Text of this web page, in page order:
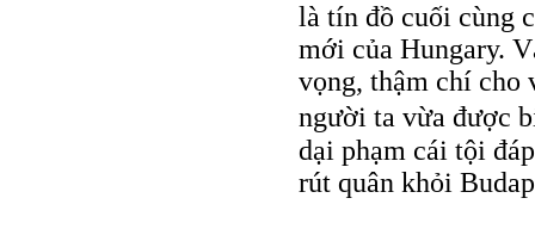
là tín đồ cuối cùng
mới của Hungary.
vọng, thậm chí cho
người ta vừa được
dại phạm cái tội
rút quân khỏi